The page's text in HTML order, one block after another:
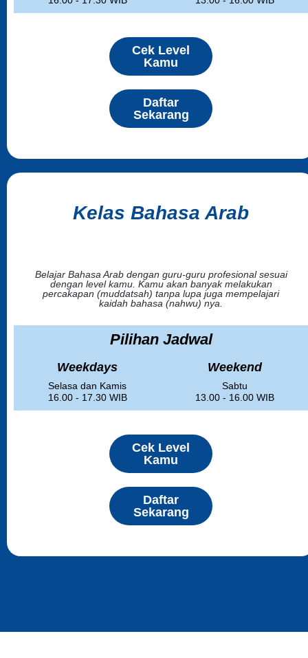
Cek Level
Kamu
Daftar
Sekarang
Kelas Bahasa Arab
Belajar Bahasa Arab dengan guru-guru profesional sesuai
dengan level kamu. Kamu akan banyak melakukan
percakapan (muddatsah) tanpa lupa juga mempelajari
kaidah bahasa (nahwu) nya.
Pilihan Jadwal
Weekdays
Selasa dan Kamis
16.00 - 17.30 WIB
Weekend
Sabtu
13.00 - 16.00 WIB
Cek Level
Kamu
Daftar
Sekarang